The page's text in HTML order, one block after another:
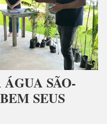
SÃO-
SEUS